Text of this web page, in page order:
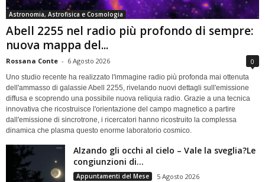
Astronomia, Astrofisica e Cosmologia
Abell 2255 nel radio più profondo di sempre:
nuova mappa del...
Rossana Conte - 6 Agosto 2026 0
Uno studio recente ha realizzato l'immagine radio più profonda mai ottenuta
dell'ammasso di galassie Abell 2255, rivelando nuovi dettagli sull'emissione
diffusa e scoprendo una possibile nuova reliquia radio. Grazie a una tecnica
innovativa che ricostruisce l'orientazione del campo magnetico a partire
dall'emissione di sincrotrone, i ricercatori hanno ricostruito la complessa
dinamica che plasma questo enorme laboratorio cosmico.
Alzando gli occhi al cielo – Vale la sveglia?Le
congiunzioni di...
Appuntamenti del Mese 5 Agosto 2026